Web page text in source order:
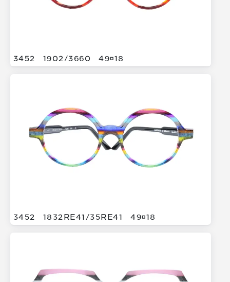
3452 1902/3660 4918
3452 1832RE41/35RE41 4918